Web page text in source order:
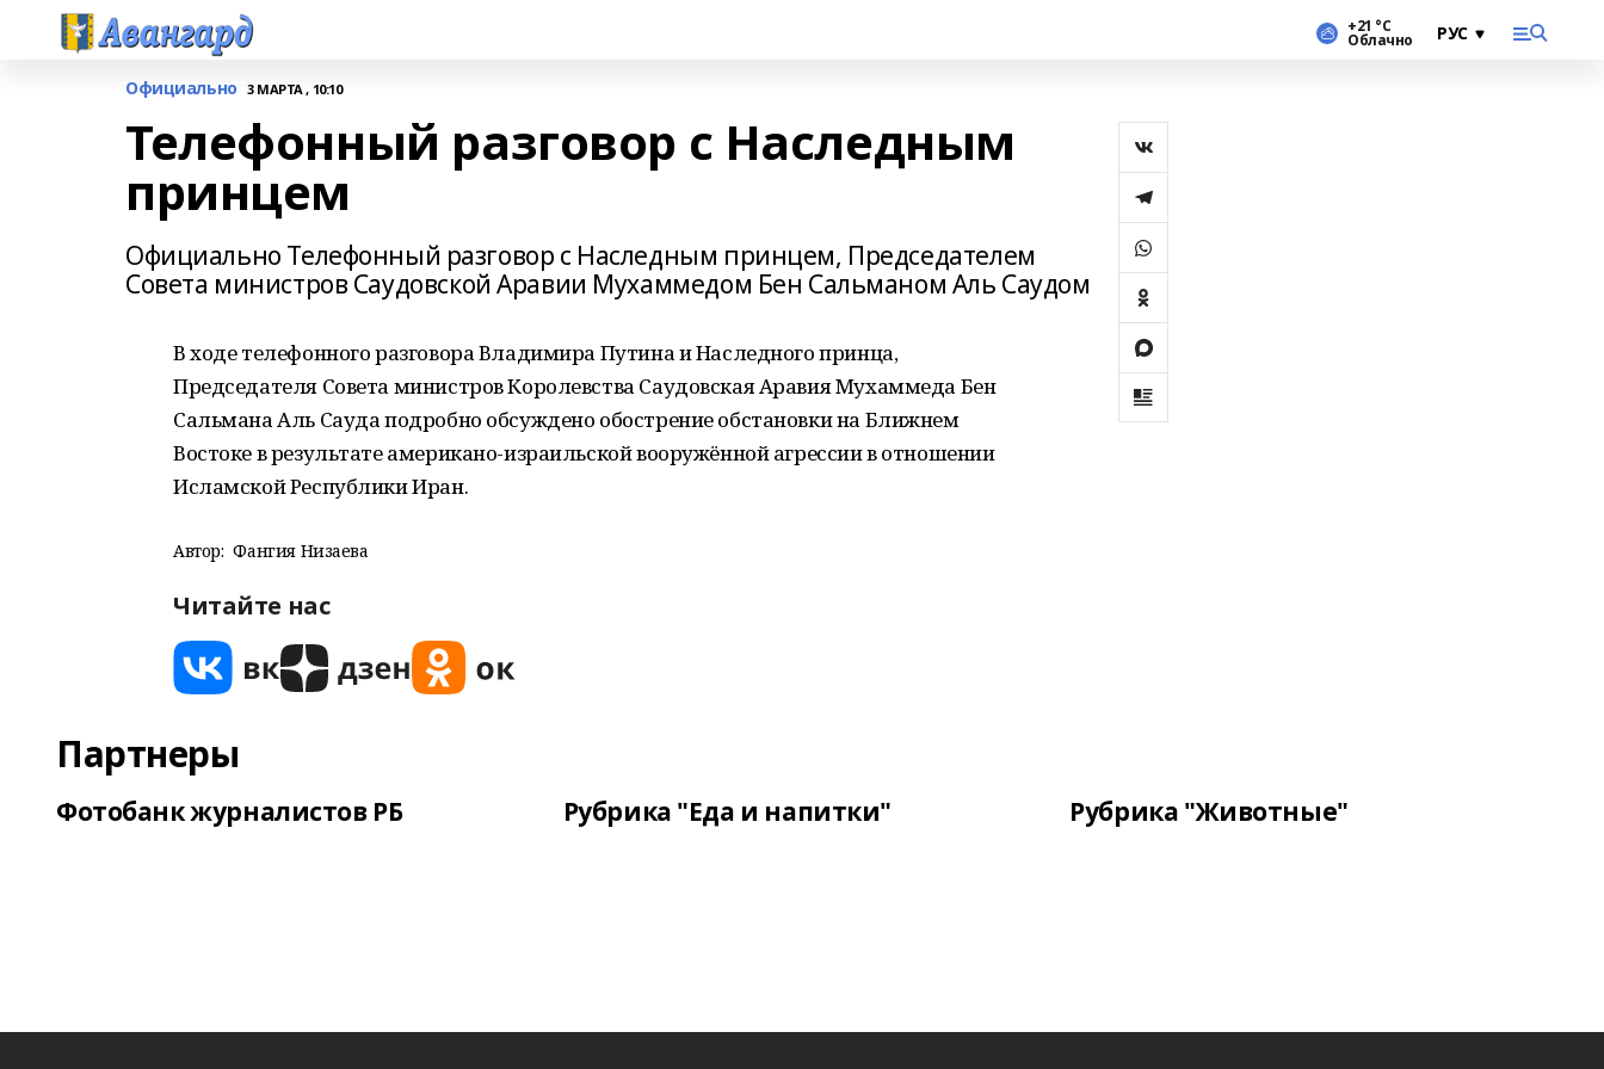
+21 °С
Облачно
Официально 3 МАРТА , 10:10
Телефонный разговор с Наследным
принцем
Официально Телефонный разговор с Наследным принцем, Председателем
Совета министров Саудовской Аравии Мухаммедом Бен Сальманом Аль Саудом
В ходе телефонного разговора Владимира Путина и Наследного принца,
Председателя Совета министров Королевства Саудовская Аравия Мухаммеда Бен
Сальмана Аль Сауда подробно обсуждено обострение обстановки на Ближнем
Востоке в результате американо-израильской вооружённой агрессии в отношении
Исламской Республики Иран.
Автор: Фангия Низаева
Читайте нас
Партнеры
Фотобанк журналистов РБ Рубрика "Еда и напитки" Рубрика "Животные"